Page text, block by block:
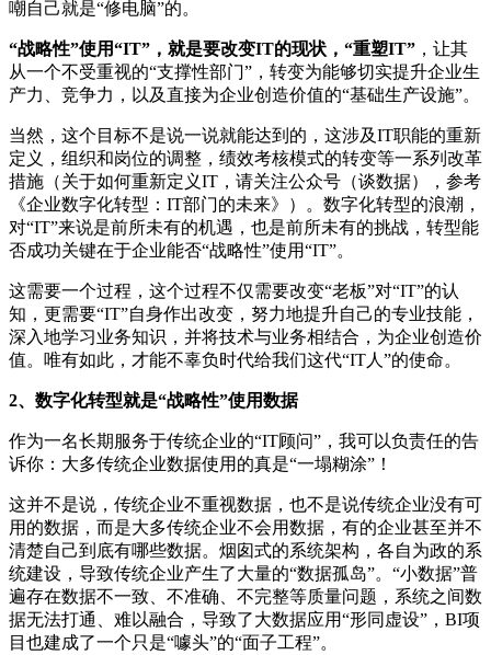
嘲自己就是“修电脑”的。
“战略性”使用“IT”，就是要改变IT的现状，“重塑IT” ，让其
从一个不受重视的“支撑性部门”，转变为能够切实提升企业生
产力、竞争力，以及直接为企业创造价值的“基础生产设施”。
当然，这个目标不是说一说就能达到的，这涉及IT职能的重新
定义，组织和岗位的调整，绩效考核模式的转变等一系列改革
措施（关于如何重新定义IT，请关注公众号（谈数据），参考
《企业数字化转型：IT部门的未来》）。数字化转型的浪潮，
对“IT”来说是前所未有的机遇，也是前所未有的挑战，转型能
否成功关键在于企业能否“战略性”使用“IT”。
这需要一个过程，这个过程不仅需要改变“老板”对“IT”的认
知，更需要“IT”自身作出改变，努力地提升自己的专业技能，
深入地学习业务知识，并将技术与业务相结合，为企业创造价
值。唯有如此，才能不辜负时代给我们这代“IT人”的使命。
2、数字化转型就是“战略性”使用数据
作为一名长期服务于传统企业的“IT顾问”，我可以负责任的告
诉你：大多传统企业数据使用的真是“一塌糊涂”！
这并不是说，传统企业不重视数据，也不是说传统企业没有可
用的数据，而是大多传统企业不会用数据，有的企业甚至并不
清楚自己到底有哪些数据。烟囱式的系统架构，各自为政的系
统建设，导致传统企业产生了大量的“数据孤岛”。“小数据”普
遍存在数据不一致、不准确、不完整等质量问题，系统之间数
据无法打通、难以融合，导致了大数据应用“形同虚设”，BI项
目也建成了一个只是“噱头”的“面子工程”。